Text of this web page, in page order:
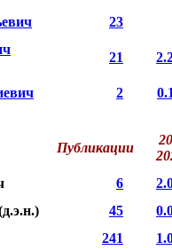
23
21
2
Публикации
6
45
241